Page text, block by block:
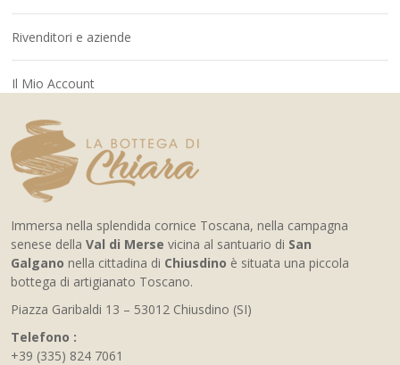
Rivenditori e aziende
Il Mio Account
Immersa nella splendida cornice Toscana, nella campagna
senese della Val di Merse vicina al santuario di San
Galgano nella cittadina di Chiusdino è situata una piccola
bottega di artigianato Toscano.
Piazza Garibaldi 13 – 53012 Chiusdino (SI)
Telefono :
+39 (335) 824 7061